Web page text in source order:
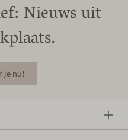
Nieuws uit
je nu!